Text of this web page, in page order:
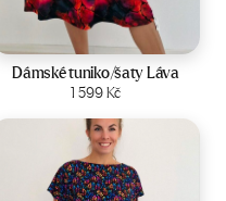
Velikost: 44-50
Dámské tuniko/šaty Láva
1 599Kč
Zobrazit produkt